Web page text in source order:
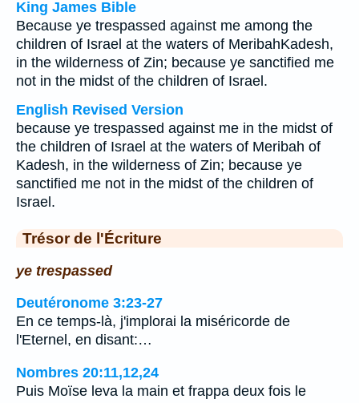
King James Bible
Because ye trespassed against me among the
children of Israel at the waters of MeribahKadesh,
in the wilderness of Zin; because ye sanctified me
not in the midst of the children of Israel.
English Revised Version
because ye trespassed against me in the midst of
the children of Israel at the waters of Meribah of
Kadesh, in the wilderness of Zin; because ye
sanctified me not in the midst of the children of
Israel.
Trésor de l'Écriture
ye trespassed
Deutéronome 3:23-27
En ce temps-là, j'implorai la miséricorde de
l'Eternel, en disant:…
Nombres 20:11,12,24
Puis Moïse leva la main et frappa deux fois le